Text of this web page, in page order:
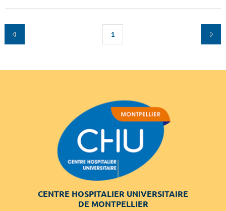
1
CENTRE HOSPITALIER UNIVERSITAIRE
DE MONTPELLIER